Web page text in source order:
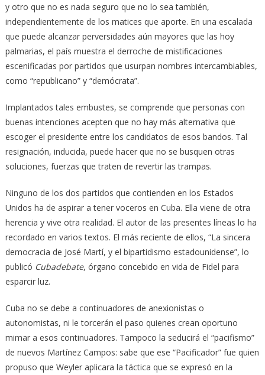
y otro que no es nada seguro que no lo sea también,
independientemente de los matices que aporte. En una escalada
que puede alcanzar perversidades aún mayores que las hoy
palmarias, el país muestra el derroche de mistificaciones
escenificadas por partidos que usurpan nombres intercambiables,
como “republicano” y “demócrata”.
Implantados tales embustes, se comprende que personas con
buenas intenciones acepten que no hay más alternativa que
escoger el presidente entre los candidatos de esos bandos. Tal
resignación, inducida, puede hacer que no se busquen otras
soluciones, fuerzas que traten de revertir las trampas.
Ninguno de los dos partidos que contienden en los Estados
Unidos ha de aspirar a tener voceros en Cuba. Ella viene de otra
herencia y vive otra realidad. El autor de las presentes líneas lo ha
recordado en varios textos. El más reciente de ellos, “La sincera
democracia de José Martí, y el bipartidismo estadounidense”, lo
publicó Cubadebate, órgano concebido en vida de Fidel para
esparcir luz.
Cuba no se debe a continuadores de anexionistas o
autonomistas, ni le torcerán el paso quienes crean oportuno
mimar a esos continuadores. Tampoco la seducirá el “pacifismo”
de nuevos Martínez Campos: sabe que ese “Pacificador” fue quien
propuso que Weyler aplicara la táctica que se expresó en la